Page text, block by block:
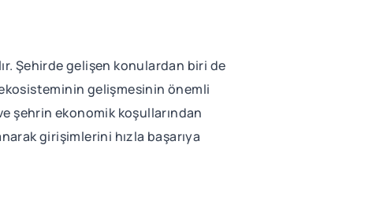
Şehirde gelişen konulardan biri de
gelişmesinin önemli
şehrin ekonomik koşullarından
girişimlerini hızla başarıya